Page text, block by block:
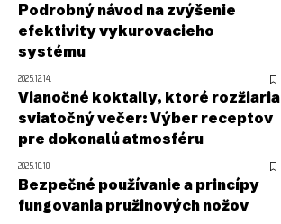
Podrobný návod na zvýšenie
efektivity vykurovacieho
systému
2025.12.14.
Vianočné koktaily, ktoré rozžiaria
sviatočný večer: Výber receptov
pre dokonalú atmosféru
2025.10.10.
Bezpečné používanie a princípy
fungovania pružinových nožov